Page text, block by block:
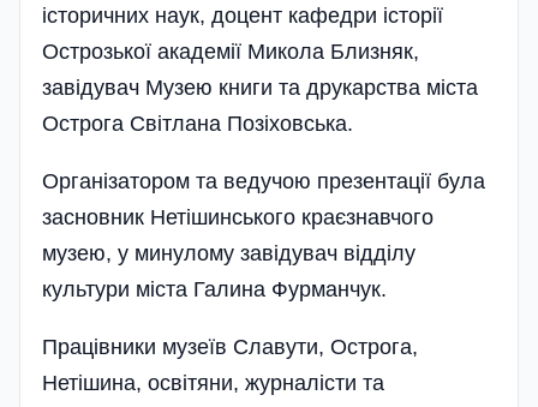
історичних наук, доцент кафедри історії
Острозької академії Микола Близняк,
завідувач Музею книги та друкарства міста
Острога Світлана Позіховська.
Організатором та ведучою презентації була
засновник Неті­шинського краєзнавчого
музею, у минулому завідувач відділу
культури міста Галина Фурманчук.
Працівники музеїв Славути, Острога,
Нетішина, освітяни, журналісти та